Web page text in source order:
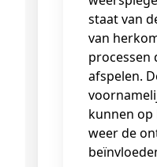
staat van
van
processen
afspelen.
kunnen
weer de